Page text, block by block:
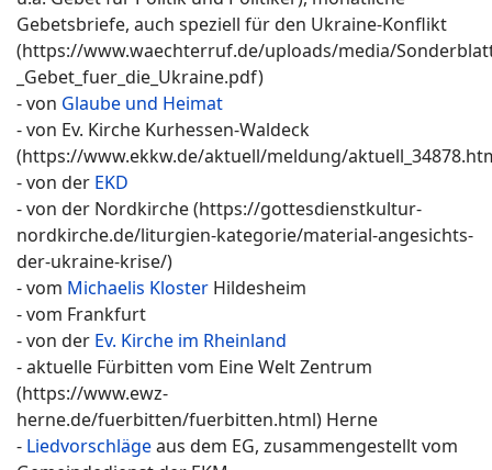
Gebetsbriefe, auch speziell für den Ukraine-Konflikt
(https://www.waechterruf.de/uploads/media/
_Gebet_fuer_die_Ukraine.pdf)
- von Glaube und Heimat
- von Ev. Kirche Kurhessen-Waldeck
(https://www.ekkw.de/aktuell/meldung/
- von der EKD
- von der Nordkirche (https://gottesdienstkultur-
nordkirche.de/liturgien-kategorie/material-angesichts-
der-ukraine-krise/)
- vom Michaelis Kloster Hildesheim
- vom Frankfurt
- von der Ev. Kirche im Rheinland
- aktuelle Fürbitten vom Eine Welt Zentrum
(https://www.ewz-
herne.de/fuerbitten/fuerbitten.html) Herne
- Liedvorschlägeaus dem EG, zusammengestellt vom